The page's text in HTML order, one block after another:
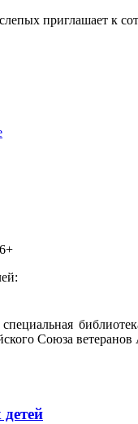
приглашает к
6+
специальная
Союза